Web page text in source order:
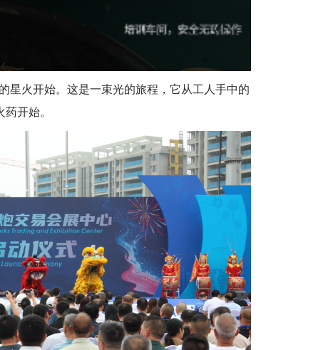
星火开始。这是一束光的旅程，它从工人手中的
药开始。